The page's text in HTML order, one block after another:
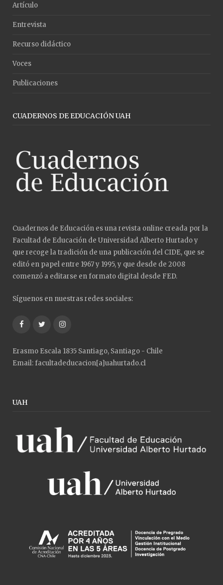
Artículo
Entrevista
Recurso didáctico
Voces
Publicaciones
CUADERNOS DE EDUCACIÓN UAH
Cuadernos de Educación es una revista online creada por la
Facultad de Educación de Universidad Alberto Hurtado y
que recoge la tradición de una publicación del CIDE, que se
editó en papel entre 1967 y 1995, y que desde de 2008
comenzó a editarse en formato digital desde FED.
Síguenos en nuestras redes sociales:
FacebookTwitterInstagram
Erasmo Escala 1835 Santiago, Santiago - Chile
Email: facultadeducacion[a]uahurtado.cl
UAH